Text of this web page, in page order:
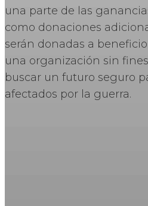
una parte de las
como donaciones
serán donadas a beneficio
una organización sin
buscar un futuro seguro
afectados por la guerra.